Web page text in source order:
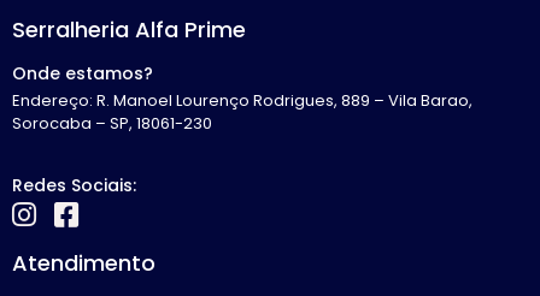
Serralheria Alfa Prime
Onde estamos?
Endereço: R. Manoel Lourenço Rodrigues, 889 – Vila Barao,
Sorocaba – SP, 18061-230
Redes Sociais:
Atendimento